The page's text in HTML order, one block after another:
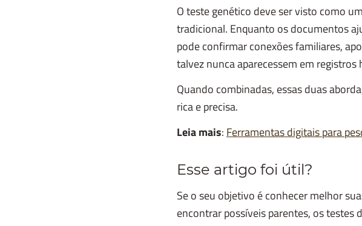
O teste genético deve ser visto como
tradicional. Enquanto os documentos
pode confirmar conexões familiares,
talvez nunca aparecessem em registros
Quando combinadas, essas duas
rica e precisa.
Leia mais: Ferramentas digitais para
Esse artigo foi útil?
Se o seu objetivo é conhecer melhor
encontrar possíveis parentes, os testes